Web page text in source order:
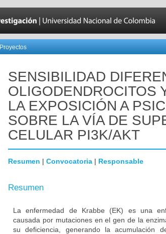
Proyectos
SENSIBILIDAD
OLIGODENDROCITOS
LA EXPOSICIÓN A
SOBRE LA VÍA DE
CELULAR PI3K/AKT
Resumen | Convocatoria | Responsable
Resumen
La enfermedad de Krabbe (EK) es una
causada por mutaciones en el gen de la
su deficiencia, generando la acumulación